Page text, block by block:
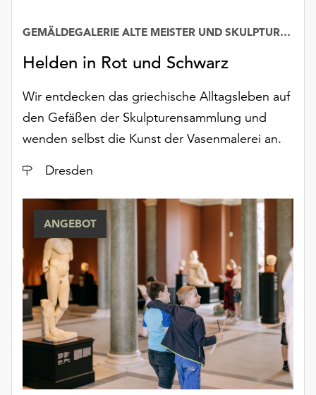
Helden in Rot und Schwarz
GEMÄLDEGALERIE ALTE MEISTER UND SKULPTURENSAMMLUNG BIS 1800
Wir entdecken das griechische Alltagsleben auf
den Gefäßen der Skulpturensammlung und
wenden selbst die Kunst der Vasenmalerei an.
Ort
Dresden
ANGEBOT